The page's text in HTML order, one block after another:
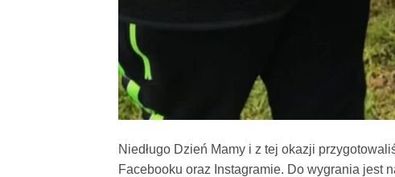
Niedługo Dzień Mamy i z tej okazji
Facebooku oraz Instagramie. Do wygrania jest